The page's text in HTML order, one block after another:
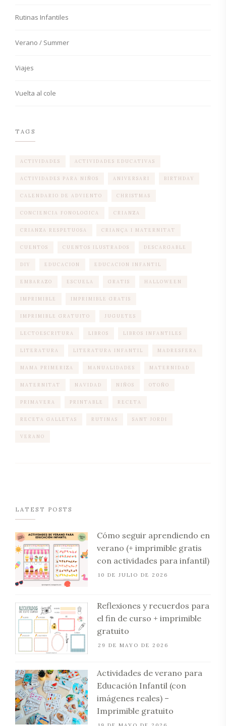
Rutinas Infantiles
Verano / Summer
Viajes
Vuelta al cole
TAGS
ACTIVIDADES ACTIVIDADES EDUCATIVAS
ACTIVIDADES PARA NIÑOS ANIVERSARI BIRTHDAY
CALENDARIO DE ADVIENTO CHRISTMAS
CONCIENCIA FONOLOGICA CRIANZA
CRIANZA RESPETUOSA CRIANÇA I MATERNITAT
CUENTOS CUENTOS ILUSTRADOS DESCARGABLE
DIY EDUCACION EDUCACION INFANTIL
EMBARAZO ESCUELA GRATIS HALLOWEEN
IMPRIMIBLE IMPRIMIBLE GRATIS
IMPRIMIBLE GRATUITO JUGUETES
LECTOESCRITURA LIBROS LIBROS INFANTILES
LITERATURA LITERATURA INFANTIL MADRESFERA
MAMA PRIMERIZA MANUALIDADES MATERNIDAD
MATERNITAT NAVIDAD NIÑOS OTOÑO
PRIMAVERA PRINTABLE RECETA
RECETA GALLETAS RUTINAS SANT JORDI
VERANO
LATEST POSTS
Cómo seguir aprendiendo en
verano (+ imprimible gratis
con actividades para infantil)
10 DE JULIO DE 2026
Reflexiones y recuerdos para
el fin de curso + imprimible
gratuito
29 DE MAYO DE 2026
Actividades de verano para
Educación Infantil (con
imágenes reales) –
Imprimible gratuito